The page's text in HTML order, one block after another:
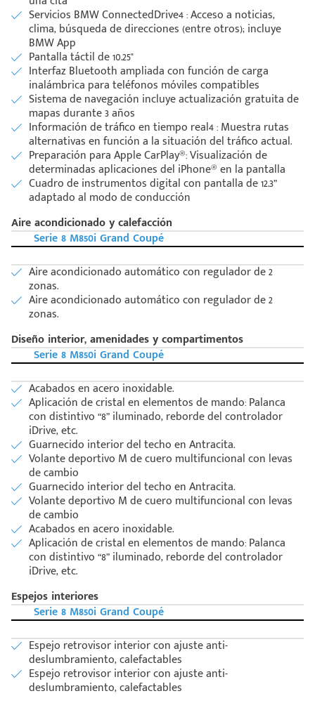
Escríbenos
+528121278366
Código
Postal
Servicios BMW ConnectedDrive4 : Acceso a noticias,
clima, búsqueda de direcciones (entre otros); incluye
BMW App
Pantalla táctil de 10.25"
Interfaz Bluetooth ampliada con función de carga
inalámbrica para teléfonos móviles compatibles
Sistema de navegación incluye actualización gratuita de
mapas durante 3 años
Información de tráfico en tiempo real4 : Muestra rutas
alternativas en función a la situación del tráfico actual.
Preparación para Apple CarPlay®: Visualización de
determinadas aplicaciones del iPhone® en la pantalla
Cuadro de instrumentos digital con pantalla de 12.3”
adaptado al modo de conducción
Aire acondicionado y calefacción
Serie 8 M850i Grand Coupé
Aire acondicionado automático con regulador de 2
zonas.
Aire acondicionado automático con regulador de 2
zonas.
Diseño interior, amenidades y compartimentos
Serie 8 M850i Grand Coupé
Acabados en acero inoxidable.
Aplicación de cristal en elementos de mando: Palanca
con distintivo “8” iluminado, reborde del controlador
iDrive, etc.
Guarnecido interior del techo en Antracita.
Volante deportivo M de cuero multifuncional con levas
de cambio
Guarnecido interior del techo en Antracita.
Volante deportivo M de cuero multifuncional con levas
de cambio
Acabados en acero inoxidable.
Aplicación de cristal en elementos de mando: Palanca
con distintivo “8” iluminado, reborde del controlador
iDrive, etc.
Espejos interiores
Serie 8 M850i Grand Coupé
Espejo retrovisor interior con ajuste anti-
deslumbramiento, calefactables
Espejo retrovisor interior con ajuste anti-
deslumbramiento, calefactables